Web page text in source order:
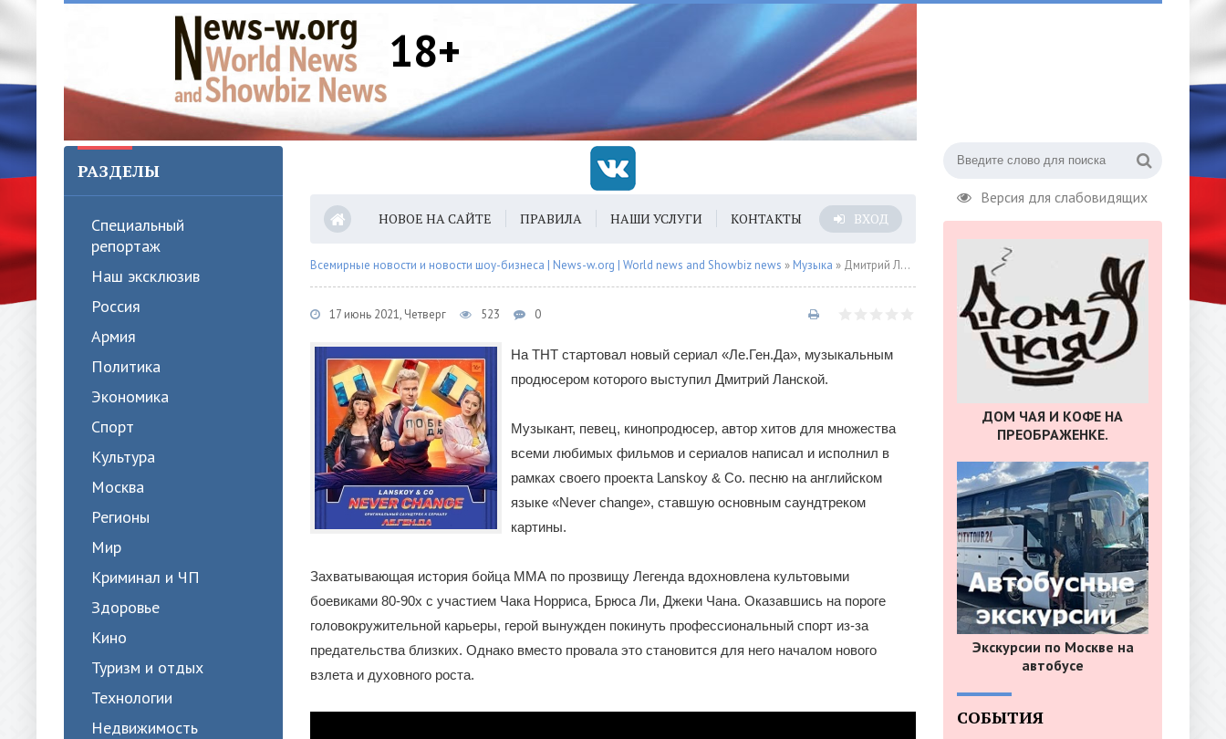
18+
Версия для слабовидящих
РАЗДЕЛЫ
Специальный
репортаж
Наш эксклюзив
Россия
Армия
Политика
Экономика
Спорт
Культура
Москва
Регионы
Мир
Криминал и ЧП
Здоровье
Кино
Туризм и отдых
Технологии
Недвижимость
НОВОЕ НА САЙТЕ ПРАВИЛА НАШИ УСЛУГИ КОНТАКТЫ ВХОД
Всемирные новости и новости шоу-бизнеса | News-w.org | World news and Showbiz news » Музыка » Дмитрий Ланской написал песню для легенды
17 июнь 2021, Четверг 523 0
На ТНТ стартовал новый сериал «Ле.Ген.Да», музыкальным
продюсером которого выступил Дмитрий Ланской.
Музыкант, певец, кинопродюсер, автор хитов для множества
всеми любимых фильмов и сериалов написал и исполнил в
рамках своего проекта Lanskoy & Co. песню на английском
языке «Never change», ставшую основным саундтреком
картины.
Захватывающая история бойца ММА по прозвищу Легенда вдохновлена культовыми
боевиками 80-90х с участием Чака Норриса, Брюса Ли, Джеки Чана. Оказавшись на пороге
головокружительной карьеры, герой вынужден покинуть профессиональный спорт из-за
предательства близких. Однако вместо провала это становится для него началом нового
взлета и духовного роста.
ДОМ ЧАЯ И КОФЕ НА
ПРЕОБРАЖЕНКЕ.
Экскурсии по Москве на
автобусе
СОБЫТИЯ